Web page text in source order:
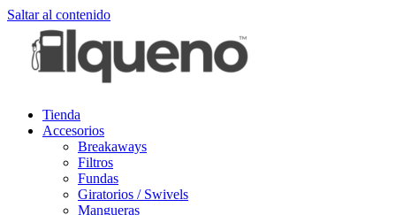
Saltar al contenido
Tienda
Accesorios
Breakaways
Filtros
Fundas
Giratorios / Swivels
Mangueras